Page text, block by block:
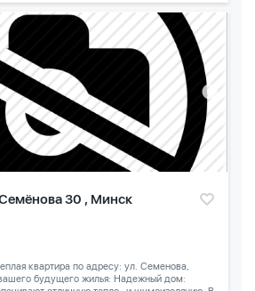
30 , Минск
квартира по адресу: ул. Семенова,
будущего жилья: Надежный дом: